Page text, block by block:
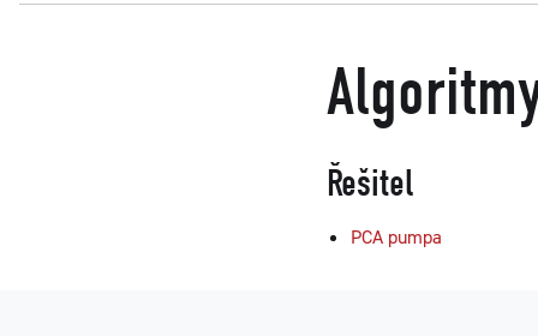
Řešitel
PCA pumpa